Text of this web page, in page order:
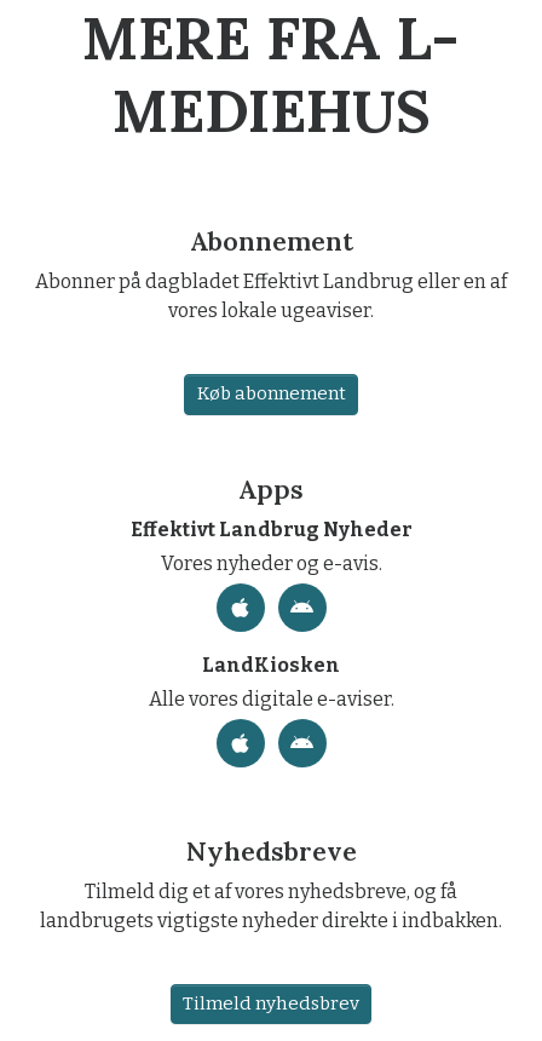
MERE FRA L-
MEDIEHUS
Abonnement
Abonner på dagbladet Effektivt Landbrug eller en af
vores lokale ugeaviser.
Køb abonnement
Apps
Effektivt Landbrug Nyheder
Vores nyheder og e-avis.
LandKiosken
Alle vores digitale e-aviser.
Nyhedsbreve
Tilmeld dig et af vores nyhedsbreve, og få
landbrugets vigtigste nyheder direkte i indbakken.
Tilmeld nyhedsbrev